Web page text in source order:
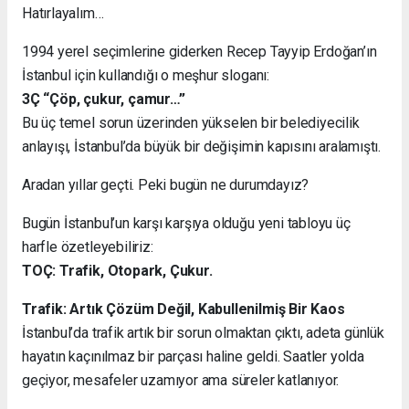
Hatırlayalım…
1994 yerel seçimlerine giderken Recep Tayyip Erdoğan’ın
İstanbul için kullandığı o meşhur sloganı:
3Ç “Çöp, çukur, çamur…”
Bu üç temel sorun üzerinden yükselen bir belediyecilik
anlayışı, İstanbul’da büyük bir değişimin kapısını aralamıştı.
Aradan yıllar geçti. Peki bugün ne durumdayız?
Bugün İstanbul’un karşı karşıya olduğu yeni tabloyu üç
harfle özetleyebiliriz:
TOÇ: Trafik, Otopark, Çukur.
Trafik: Artık Çözüm Değil, Kabullenilmiş Bir Kaos
İstanbul’da trafik artık bir sorun olmaktan çıktı, adeta günlük
hayatın kaçınılmaz bir parçası haline geldi. Saatler yolda
geçiyor, mesafeler uzamıyor ama süreler katlanıyor.